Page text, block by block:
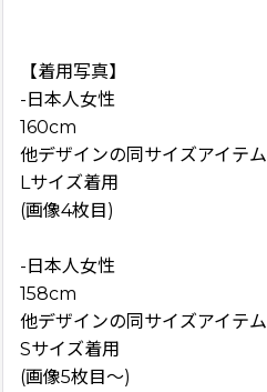
【着用写真】
-日本人女性
160cm
他デザインの同サイズアイテム
Lサイズ着用
(画像4枚目)
-日本人女性
158cm
他デザインの同サイズアイテム
Sサイズ着用
(画像5枚目〜)